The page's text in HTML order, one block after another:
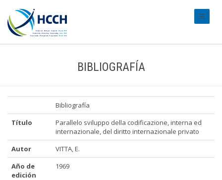
BIBLIOGRAFÍA
Bibliografía
Título
Parallelo sviluppo della codificazione, interna ed
internazionale, del diritto internazionale privato
Autor
VITTA, E.
Año de
edición
1969